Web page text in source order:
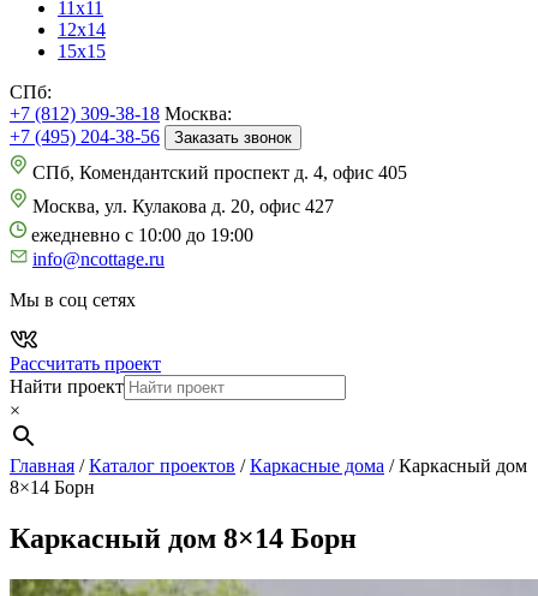
11х11
12х14
15х15
СПб:
+7 (812) 309-38-18 Москва:
+7 (495) 204-38-56
Заказать звонок
СПб, Комендантский проспект д. 4, офис 405
Москва, ул. Кулакова д. 20, офис 427
ежедневно с 10:00 до 19:00
info@ncottage.ru
Мы в соц сетях
Рассчитать проект
Найти проект
×
Главная /Каталог проектов /Каркасные дома /Каркасный дом
8×14 Борн
Каркасный дом 8×14 Борн